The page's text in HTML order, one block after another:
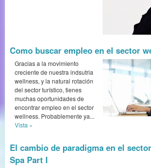
Como buscar empleo en el sector
Gracias a la movimiento
creciente de nuestra indsutria
wellness, y la natural rotación
del sector turístico, tienes
muchas oportunidades de
encontrar empleo en el sector
wellness. Probablemente ya...
Vista »
El cambio de paradigma en el
Spa Part I